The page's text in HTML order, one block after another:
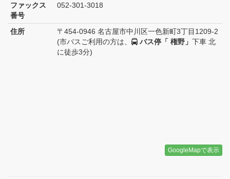
ファックス
番号
052-301-3018
住所
〒454-0946 名古屋市中川区一色新町3丁目1209-2
(市バスご利用の方は、
バス停「 権野」 下車 北
に徒歩3分)
GoogleMapで表示